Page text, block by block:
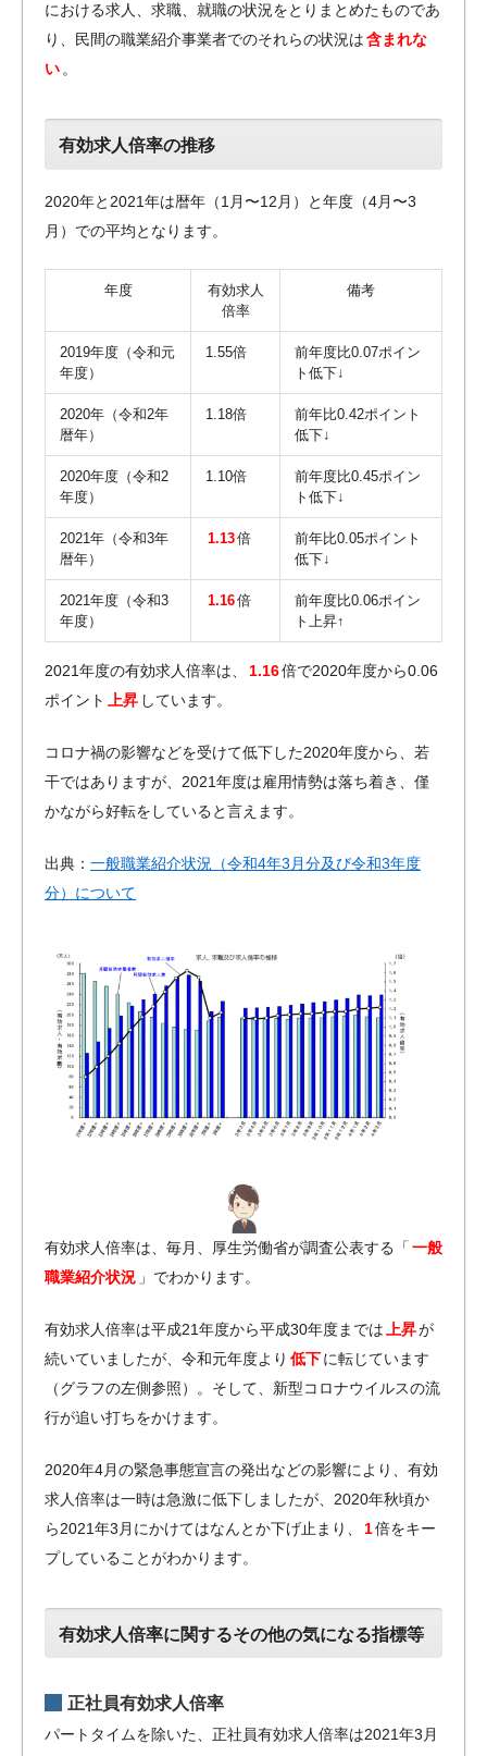
における求人、求職、就職の状況をとりまとめたものであ
り、民間の職業紹介事業者でのそれらの状況は含まれな
い。
有効求人倍率の推移
2020年と2021年は暦年（1月〜12月）と年度（4月〜3
月）での平均となります。
年度
有効求人
倍率
備考
2019年度（令和元
年度）
1.55倍
前年度比0.07ポイン
ト低下↓
2020年（令和2年
暦年）
1.18倍
前年比0.42ポイント
低下↓
2020年度（令和2
年度）
1.10倍
前年度比0.45ポイン
ト低下↓
2021年（令和3年
暦年）
1.13倍
前年比0.05ポイント
低下↓
2021年度（令和3
年度）
1.16倍
前年度比0.06ポイン
ト上昇↑
2021年度の有効求人倍率は、 1.16倍で2020年度から0.06
ポイント
上昇 しています。
コロナ禍の影響などを受けて低下した2020年度から、若
干ではありますが、2021年度は雇用情勢は落ち着き、僅
かながら好転をしていると言えます。
出典： 一般職業紹介状況（令和4年3月分及び令和3年度
分）について
有効求人倍率は、毎月、厚生労働省が調査公表する「 一般
職業紹介状況 」でわかります。
有効求人倍率は平成21年度から平成30年度までは 上昇が
続いていましたが、令和元年度より 低下に転じています
（グラフの左側参照）。そして、新型コロナウイルスの流
行が追い打ちをかけます。
2020年4月の緊急事態宣言の発出などの影響により、有効
求人倍率は一時は急激に低下しましたが、2020年秋頃か
ら2021年3月にかけてはなんとか下げ止まり、
1倍をキー
プしていることがわかります。
有効求人倍率に関するその他の気になる指標等
正社員有効求人倍率
パートタイムを除いた、正社員有効求人倍率は2021年3月